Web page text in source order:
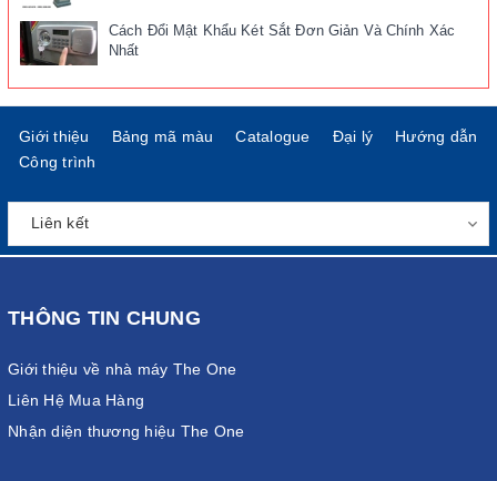
Cách Đổi Mật Khẩu Két Sắt Đơn Giản Và Chính Xác
Nhất
Giới thiệu Bảng mã màu Catalogue Đại lý
Hướng dẫn
Công trình
THÔNG TIN CHUNG
Giới thiệu về nhà máy The One
Liên Hệ Mua Hàng
Nhận diện thương hiệu The One